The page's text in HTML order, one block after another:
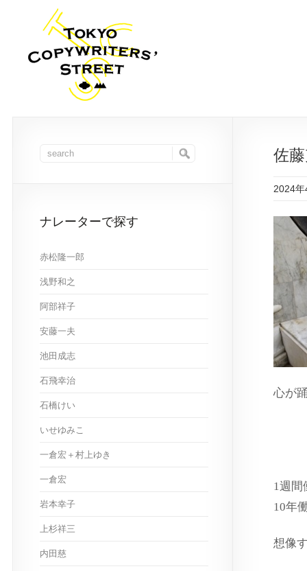
佐
2024
心が
1週間
10年
想像
ナレーターで探す
赤松隆一郎
浅野和之
阿部祥子
安藤一夫
池田成志
石飛幸治
石橋けい
いせゆみこ
一倉宏＋村上ゆき
一倉宏
岩本幸子
上杉祥三
内田慈